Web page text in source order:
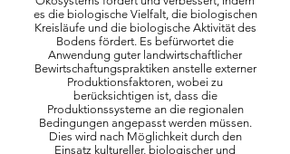
es die biologische Vielfalt, die biologischen
Kreisläufe und die biologische Aktivität des
Bodens fördert. Es befürwortet die
Anwendung guter landwirtschaftlicher
Bewirtschaftungspraktiken anstelle externer
Produktionsfaktoren, wobei zu
berücksichtigen ist, dass die
Produktionssysteme an die regionalen
Bedingungen angepasst werden müssen.
Dies wird nach Möglichkeit durch den
Einsatz kultureller, biologischer und